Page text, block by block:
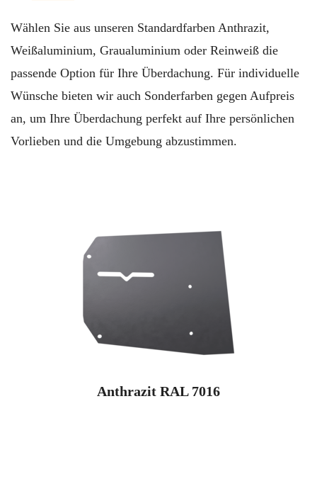
Wählen Sie aus unseren Standardfarben Anthrazit,
Weißaluminium, Graualuminium oder Reinweiß die
passende Option für Ihre Überdachung. Für individuelle
Wünsche bieten wir auch Sonderfarben gegen Aufpreis
an, um Ihre Überdachung perfekt auf Ihre persönlichen
Vorlieben und die Umgebung abzustimmen.
Anthrazit RAL 7016